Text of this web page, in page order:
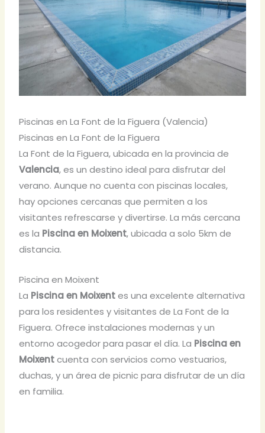
Piscinas en La Font de la Figuera (Valencia)
Piscinas en La Font de la Figuera
La Font de la Figuera, ubicada en la provincia de
Valencia, es un destino ideal para disfrutar del
verano. Aunque no cuenta con piscinas locales,
hay opciones cercanas que permiten a los
visitantes refrescarse y divertirse. La más cercana
es la Piscina en Moixent, ubicada a solo 5km de
distancia.
Piscina en Moixent
La Piscina en Moixentes una excelente alternativa
para los residentes y visitantes de La Font de la
Figuera. Ofrece instalaciones modernas y un
entorno acogedor para pasar el día. La Piscina en
Moixentcuenta con servicios como vestuarios,
duchas, y un área de picnic para disfrutar de un día
en familia.